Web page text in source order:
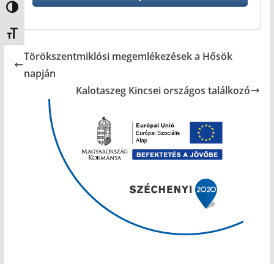
Nagy kontraszt váltása
Betűméret váltása
Törökszentmiklósi megemlékezések a Hősök
napján
Kalotaszeg Kincsei országos találkozó